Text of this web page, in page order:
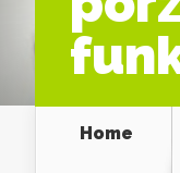
Home